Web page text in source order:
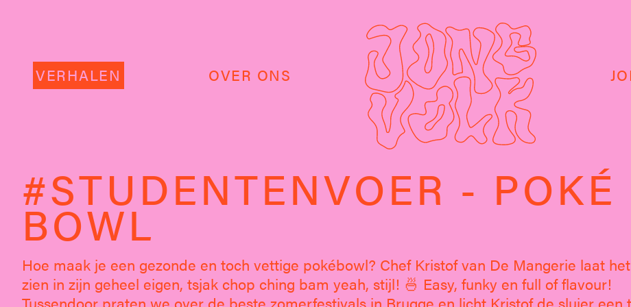
VERHALEN OVER ONS
#STUDENTENVOER - POKÉ
BOWL
Hoe maak je een gezonde en toch vettige pokébowl? Chef Kristof van De Mangerie laat
zien in zijn geheel eigen, tsjak chop ching bam yeah, stijl! 🍜 Easy, funky en full of flavour!
Tussendoor praten we over de beste zomerfestivals in Brugge en licht Kristof de sluier een